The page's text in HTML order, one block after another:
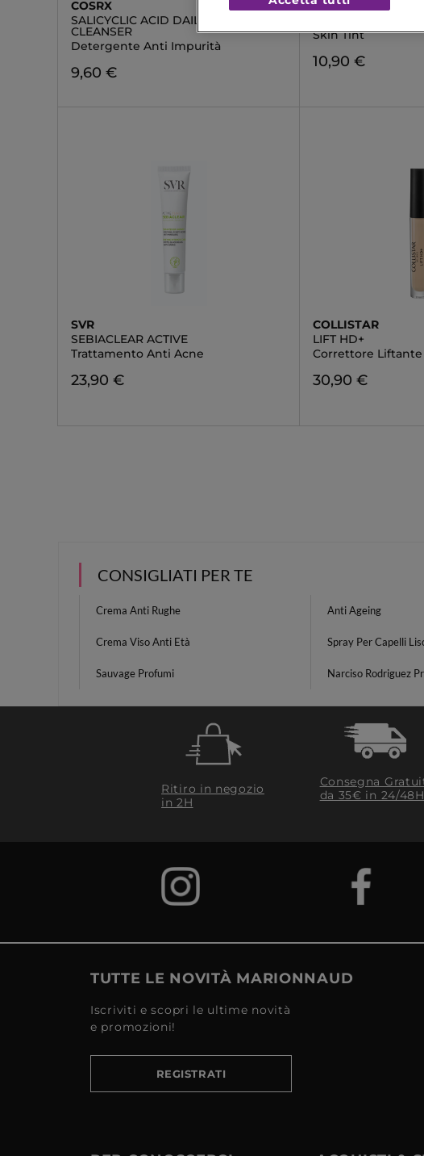
COSRX
SALICYCLIC ACID DAILY GENTLE
CLEANSER
Detergente Anti Impurità
9,60 €
ASTRA MAKE-UP
Skin Tint
10,90 €
SVR
SEBIACLEAR ACTIVE
Trattamento Anti Acne
23,90 €
COLLISTAR
LIFT HD+
Correttore
30,90 €
CONSIGLIATI PER TE
Crema Anti Rughe Anti Ageing
Crema Viso Anti Età Spray Per Capelli
Sauvage Profumi Narciso Rodriguez
Ritiro in negozio
in 2H
Consegna
da 35€​ in 24/48H
TUTTE LE NOVITÀ MARIONNAUD
Iscriviti e scopri le ultime novità
e promozioni!
REGISTRATI